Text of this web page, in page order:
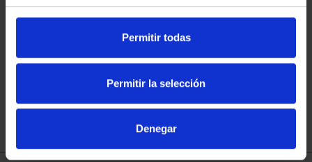
Permitir todas
Permitir la selección
Denegar
CAPITALES ESPAÑOLAS
73,00 €